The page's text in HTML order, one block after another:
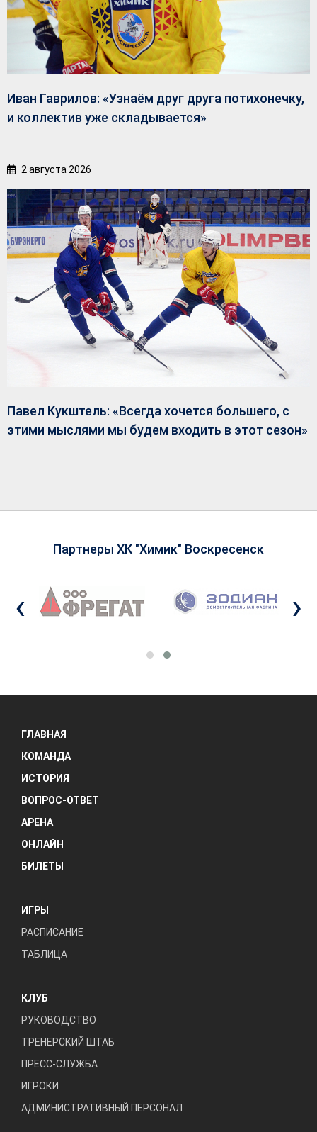
Иван Гаврилов: «Узнаём друг друга потихонечку,
и коллектив уже складывается»
2 августа 2026
Павел Кукштель: «Всегда хочется большего, с
этими мыслями мы будем входить в этот сезон»
Партнеры ХК "Химик" Воскресенск
‹ ›
ГЛАВНАЯ
КОМАНДА
ИСТОРИЯ
ВОПРОС-ОТВЕТ
АРЕНА
ОНЛАЙН
БИЛЕТЫ
ИГРЫ
РАСПИСАНИЕ
ТАБЛИЦА
КЛУБ
РУКОВОДСТВО
ТРЕНЕРСКИЙ ШТАБ
ПРЕСС-СЛУЖБА
ИГРОКИ
АДМИНИСТРАТИВНЫЙ ПЕРСОНАЛ